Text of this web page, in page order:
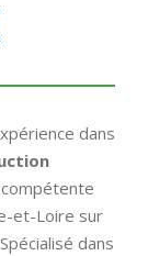
dans
compétente
et-Loire sur
dans